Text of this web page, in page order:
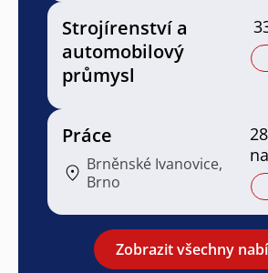
Strojírenství a
automobilový
průmysl
Práce
Brněnské Ivanovice,
Brno
Zobrazit všechny